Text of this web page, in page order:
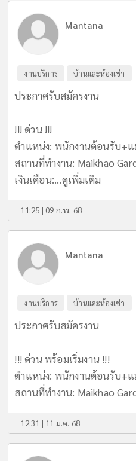
Mantana
งานบริการ บ้านและห้องเช่า
ประกาศรับสมัครงาน
!!! ด่วน !!!
ตำแหน่ง: พนักงานต้อนรับ+
สถานที่ทำงาน: Maikhao
เงินเดือน:...ดูเพิ่มเติม
11:25 | 09 ก.พ. 68
Mantana
งานบริการ บ้านและห้องเช่า
ประกาศรับสมัครงาน
!!! ด่วน พร้อมเริ่มงาน !!!
ตำแหน่ง: พนักงานต้อนรับ+
สถานที่ทำงาน: Maikhao
12:31 | 11 ม.ค. 68